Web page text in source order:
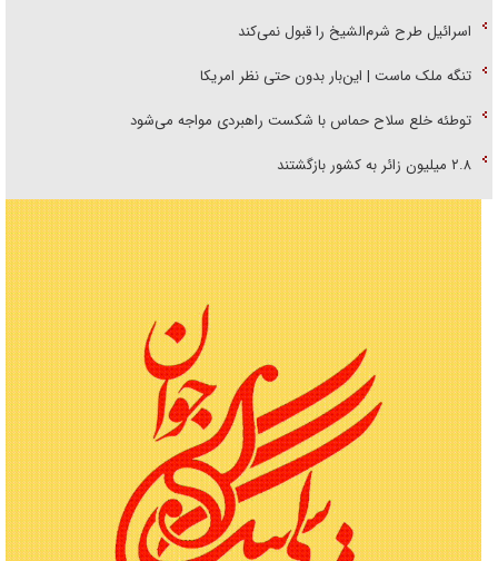
اسرائیل طرح شرم‌الشیخ را قبول نمی‌کند
تنگه ملک ماست | این‌بار بدون حتی نظر امریکا
توطئه خلع سلاح حماس با شکست راهبردی مواجه می‌شود
۲.۸ میلیون زائر به کشور بازگشتند